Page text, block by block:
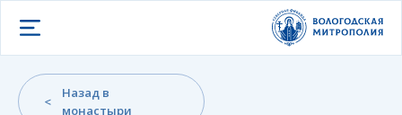
Открыть меню
Назад в
монастыри